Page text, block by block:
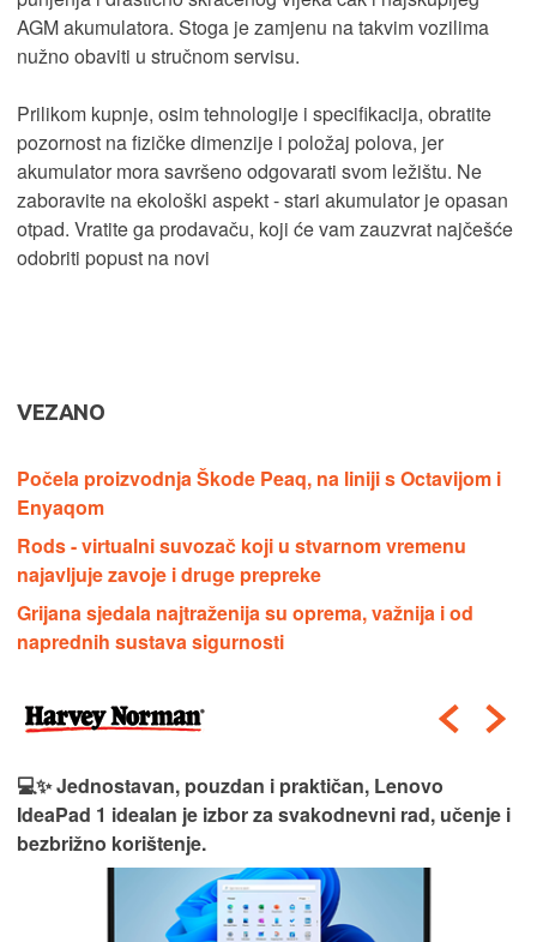
AGM akumulatora. Stoga je zamjenu na takvim vozilima
nužno obaviti u stručnom servisu.
Prilikom kupnje, osim tehnologije i specifikacija, obratite
pozornost na fizičke dimenzije i položaj polova, jer
akumulator mora savršeno odgovarati svom ležištu. Ne
zaboravite na ekološki aspekt - stari akumulator je opasan
otpad. Vratite ga prodavaču, koji će vam zauzvrat najčešće
odobriti popust na novi
VEZANO
Počela proizvodnja Škode Peaq, na liniji s Octavijom i
Enyaqom
Rods - virtualni suvozač koji u stvarnom vremenu
najavljuje zavoje i druge prepreke
Grijana sjedala najtraženija su oprema, važnija i od
naprednih sustava sigurnosti
💻✨ Jednostavan, pouzdan i praktičan, Lenovo
IdeaPad 1 idealan je izbor za svakodnevni rad, učenje i
bezbrižno korištenje.